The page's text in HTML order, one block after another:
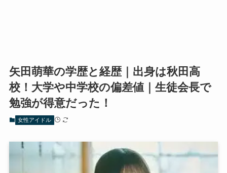
矢田萌華の学歴と経歴｜出身は秋田高
校！大学や中学校の偏差値｜生徒会長で
勉強が得意だった！
女性アイドル